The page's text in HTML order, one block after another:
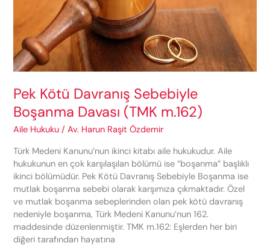
Pek Kötü Davranış Sebebiyle
Boşanma Davası (TMK m.162)
Aile Hukuku /Av. Harun Raşit Özdemir
Türk Medeni Kanunu’nun ikinci kitabı aile hukukudur. Aile
hukukunun en çok karşılaşılan bölümü ise “boşanma” başlıklı
ikinci bölümüdür. Pek Kötü Davranış Sebebiyle Boşanma ise
mutlak boşanma sebebi olarak karşımıza çıkmaktadır. Özel
ve mutlak boşanma sebeplerinden olan pek kötü davranış
nedeniyle boşanma, Türk Medeni Kanunu’nun 162.
maddesinde düzenlenmiştir. TMK m.162: Eşlerden her biri
diğeri tarafından hayatına